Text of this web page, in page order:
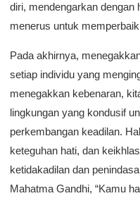
diri, mendengarkan dengan
menerus untuk
Pada akhirnya,
setiap individu yang
menegakkan kebenaran,
lingkungan yang kondusif
perkembangan keadilan.
keteguhan hati, dan
ketidakadilan dan
Mahatma Gandhi, “Kamu